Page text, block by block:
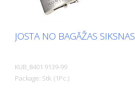
JOSTA NO BAGĀŽAS SIKSNAS
KUB_8401 9139-99
Package: Stk. (1Pc.)